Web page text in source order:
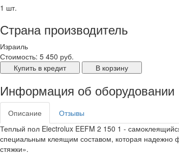
1 шт.
Страна производитель
Израиль
Стоимость: 5 450 руб.
Купить в кредит
В корзину
Информация об оборудовании
Описание
Отзывы
Теплый пол Electrolux EEFM 2 150 1 -
специальным клеящим составом, которая надежно
стяжки».